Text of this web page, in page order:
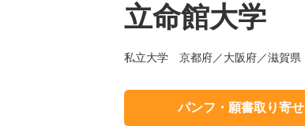
立命館大学
私立大学 京都府／大阪府／滋賀県
パンフ・願書取り寄せ